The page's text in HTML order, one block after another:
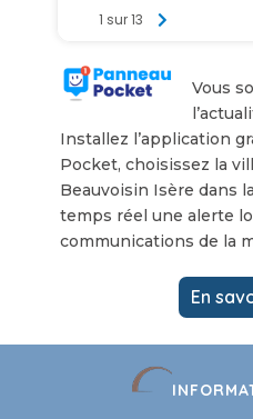
Vous
Installez l’application
Pocket, choisissez la
Beauvoisin Isère dans
temps réel une alerte
communications de la
En